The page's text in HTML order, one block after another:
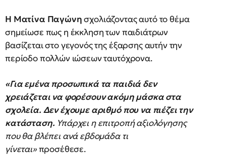
Η Ματίνα Παγώνησχολιάζοντας αυτό το θέμα
σημείωσε πως η έκκληση των παιδιάτρων
βασίζεται στο γεγονός της έξαρσης αυτήν την
περίοδο πολλών ιώσεων ταυτόχρονα.
«Για εμένα προσωπικά τα παιδιά δεν
χρειάζεται να φορέσουν ακόμη μάσκα στα
σχολεία. Δεν έχουμε αριθμό που να πιέζει την
κατάσταση. Υπάρχει η επιτροπή αξιολόγησης
που θα βλέπει ανά εβδομάδα τι
γίνεται»προσέθεσε.